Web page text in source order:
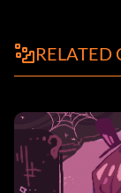
RELATED